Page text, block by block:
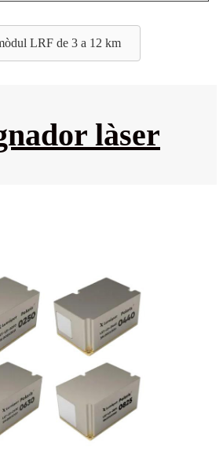
LRF de 3 a 12 km
làser